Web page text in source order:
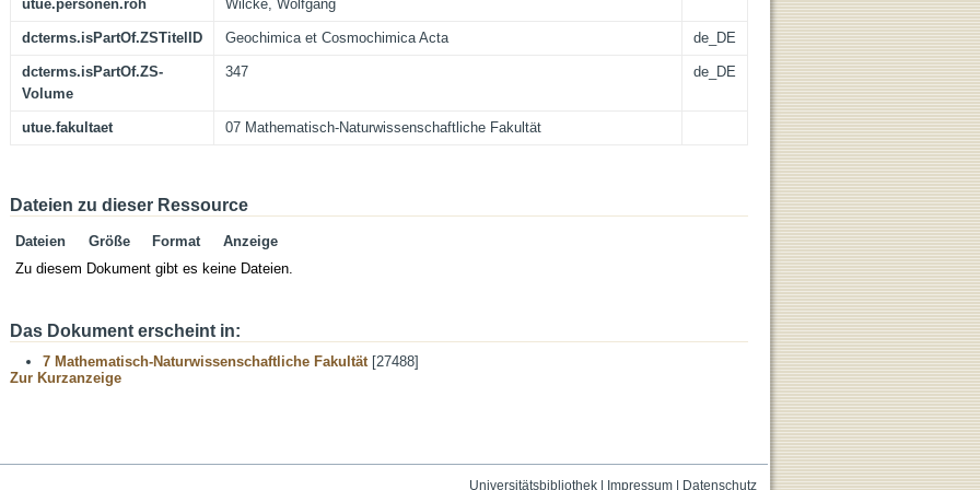
utue.personen.roh Wilcke, Wolfgang
dcterms.isPartOf.ZSTitelID Geochimica et Cosmochimica Acta de_DE
dcterms.isPartOf.ZS-
Volume
347 de_DE
utue.fakultaet 07 Mathematisch-Naturwissenschaftliche Fakultät
Dateien zu dieser Ressource
Dateien Größe Format
Anzeige
Zu diesem Dokument gibt es keine Dateien.
Das Dokument erscheint in:
7 Mathematisch-Naturwissenschaftliche Fakultät[27488]
Zur Kurzanzeige
Universitätsbibliothek| Impressum| Datenschutz